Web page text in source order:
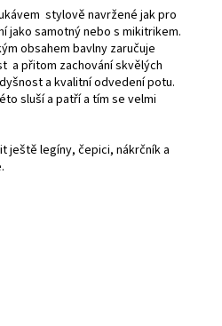
stylově navržené jak pro
jako samotný nebo s mikitrikem.
obsahem bavlny zaručuje
a přitom zachování skvělých
a kvalitní odvedení potu.
sluší a patří a tím se velmi
ještě legíny, čepici, nákrčník a